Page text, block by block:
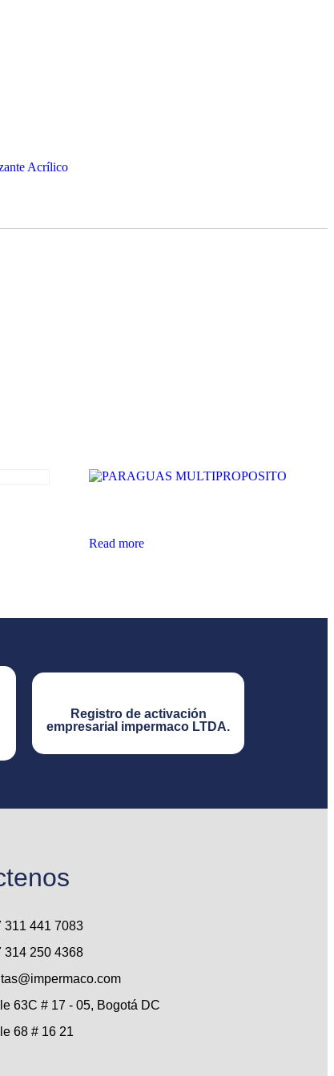
Acrílico
Read more
Registro de activación
empresarial impermaco LTDA.​
311 441 7083
314 250 4368
63C # 17 - 05, Bogotá DC
68 # 16 21